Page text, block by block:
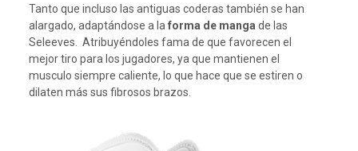
Tanto que incluso las antiguas coderas también se han
alargado, adaptándose a laforma de manga de las
Seleeves. Atribuyéndoles fama de que favorecen el
mejor tiro para los jugadores, ya que mantienen el
musculo siempre caliente, lo que hace que se estiren o
dilaten más sus fibrosos brazos.